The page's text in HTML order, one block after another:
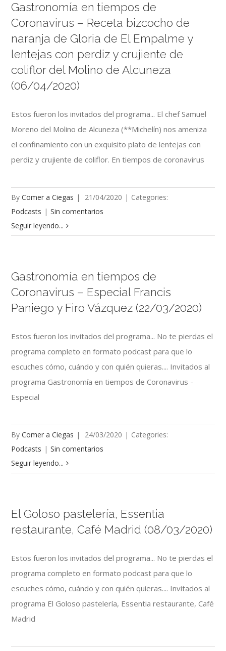
Gastronomía en tiempos de
Coronavirus – Receta bizcocho de
naranja de Gloria de El Empalme y
lentejas con perdiz y crujiente de
coliflor del Molino de Alcuneza
(06/04/2020)
Estos fueron los invitados del programa... El chef Samuel
Moreno del Molino de Alcuneza (**Michelín) nos ameniza
el confinamiento con un exquisito plato de lentejas con
perdiz y crujiente de coliflor. En tiempos de coronavirus
ByComer a Ciegas | 21/04/2020 | Categories:
Podcasts | Sin comentarios
Seguir leyendo...
Gastronomía en tiempos de
Coronavirus – Especial Francis
Paniego y Firo Vázquez (22/03/2020)
Estos fueron los invitados del programa... No te pierdas el
programa completo en formato podcast para que lo
escuches cómo, cuándo y con quién quieras.... Invitados al
programa Gastronomía en tiempos de Coronavirus -
Especial
ByComer a Ciegas | 24/03/2020 | Categories:
Podcasts | Sin comentarios
Seguir leyendo...
El Goloso pastelería, Essentia
restaurante, Café Madrid (08/03/2020)
Estos fueron los invitados del programa... No te pierdas el
programa completo en formato podcast para que lo
escuches cómo, cuándo y con quién quieras.... Invitados al
programa El Goloso pastelería, Essentia restaurante, Café
Madrid